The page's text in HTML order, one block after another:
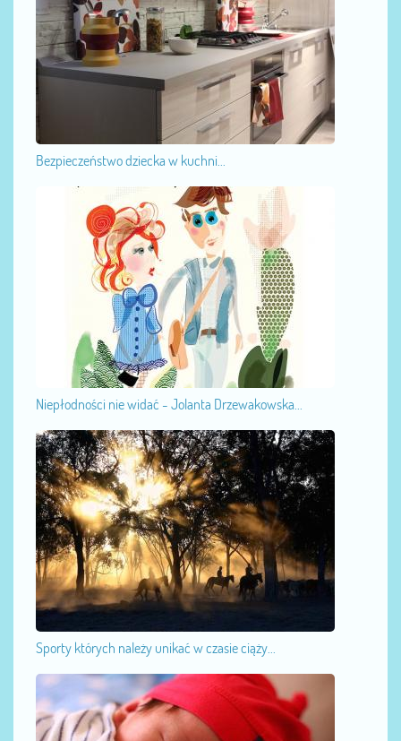
Bezpieczeństwo dziecka w kuchni...
Niepłodności nie widać - Jolanta Drzewakowska...
Sporty których należy unikać w czasie ciąży...